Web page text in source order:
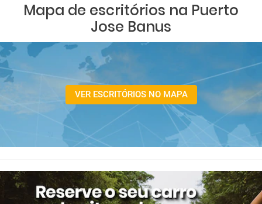
Mapa de escritórios na Puerto
Jose Banus
VER ESCRITÓRIOS NO MAPA